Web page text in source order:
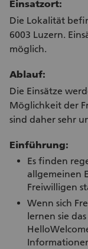
Einsatzort:
Die Lokalität
6003 Luzern.
möglich.
Ablauf:
Die Einsätze
Möglichkeit der
sind daher sehr
Einführung:
Es finden
allgemeinen
Freiwilligen
Wenn sich
lernen sie